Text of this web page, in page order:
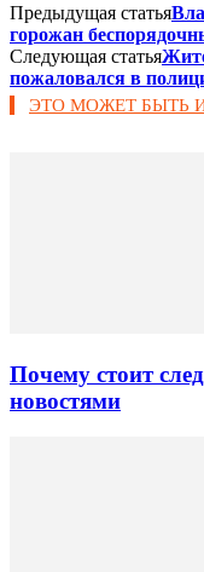
Предыдущая статья
горожан
Следующая статья
пожаловался в
ЭТО МОЖЕТ БЫТЬ
Почему стоит
новостями